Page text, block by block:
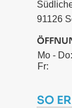
91126
Mo - Do:
Fr:
SO